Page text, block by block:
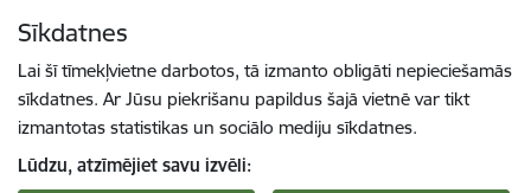
Sīkdatnes
Lai šī tīmekļvietne darbotos, tā izmanto obligāti nepieciešamās
sīkdatnes. Ar Jūsu piekrišanu papildus šajā vietnē var tikt
izmantotas statistikas un sociālo mediju sīkdatnes.
Lūdzu, atzīmējiet savu izvēli: